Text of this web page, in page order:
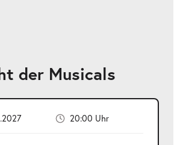
der Musicals
20:00 Uhr